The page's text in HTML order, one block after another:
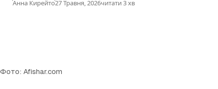
Анна КирейтоPublished
27 Травня, 2026читати 3 хв
Фото: Afishar.com